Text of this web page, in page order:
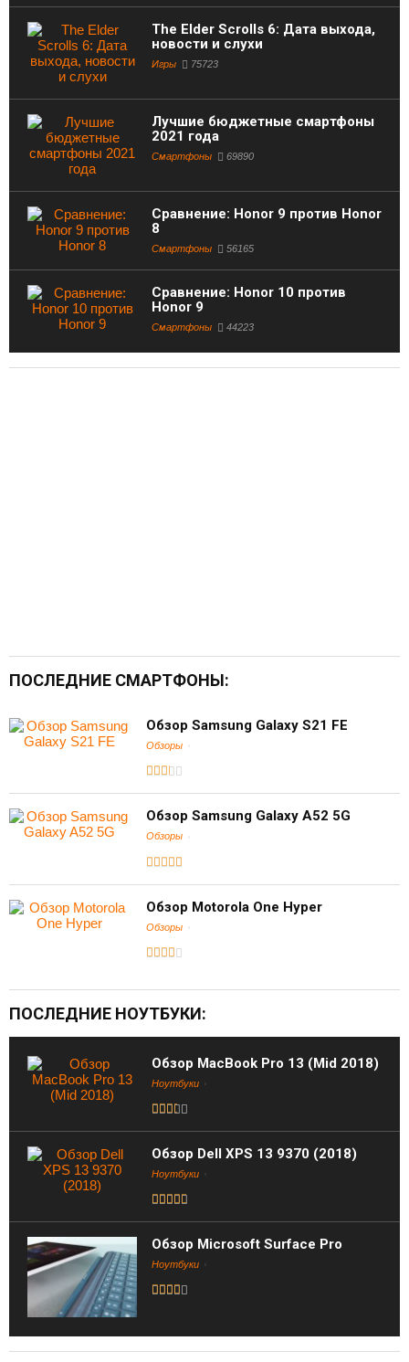
The Elder Scrolls 6: Дата выхода,
новости и слухи
Игры 75723
Лучшие бюджетные смартфоны
2021 года
Смартфоны 69890
Сравнение: Honor 9 против Honor
8
Смартфоны 56165
Сравнение: Honor 10 против
Honor 9
Смартфоны 44223
ПОСЛЕДНИЕ СМАРТФОНЫ:
Обзор Samsung Galaxy S21 FE
Обзоры
Обзор Samsung Galaxy A52 5G
Обзоры
Обзор Motorola One Hyper
Обзоры
ПОСЛЕДНИЕ НОУТБУКИ:
Обзор MacBook Pro 13 (Mid 2018)
Ноутбуки
Обзор Dell XPS 13 9370 (2018)
Ноутбуки
Обзор Microsoft Surface Pro
Ноутбуки